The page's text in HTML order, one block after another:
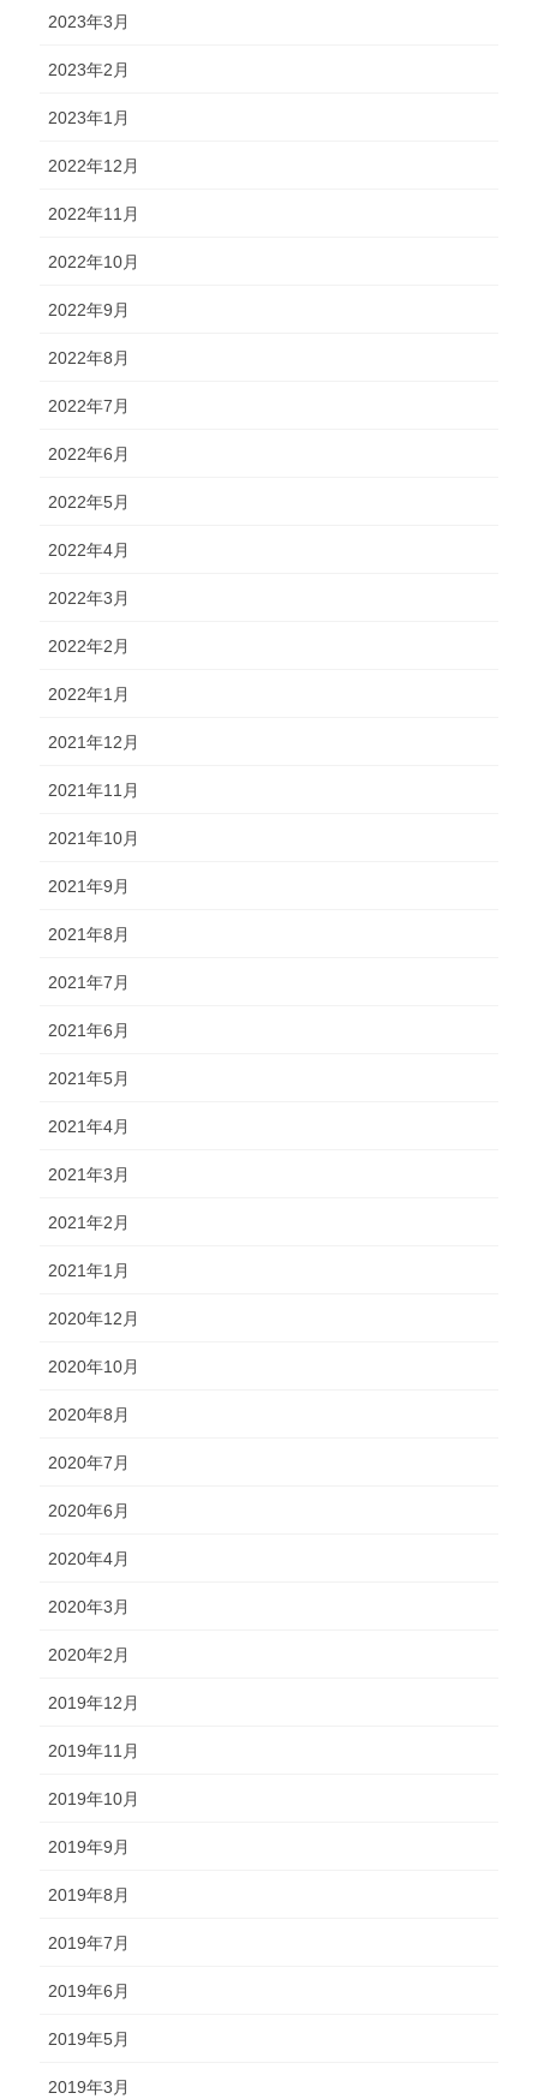
2023年3月
2023年2月
2023年1月
2022年12月
2022年11月
2022年10月
2022年9月
2022年8月
2022年7月
2022年6月
2022年5月
2022年4月
2022年3月
2022年2月
2022年1月
2021年12月
2021年11月
2021年10月
2021年9月
2021年8月
2021年7月
2021年6月
2021年5月
2021年4月
2021年3月
2021年2月
2021年1月
2020年12月
2020年10月
2020年8月
2020年7月
2020年6月
2020年4月
2020年3月
2020年2月
2019年12月
2019年11月
2019年10月
2019年9月
2019年8月
2019年7月
2019年6月
2019年5月
2019年3月